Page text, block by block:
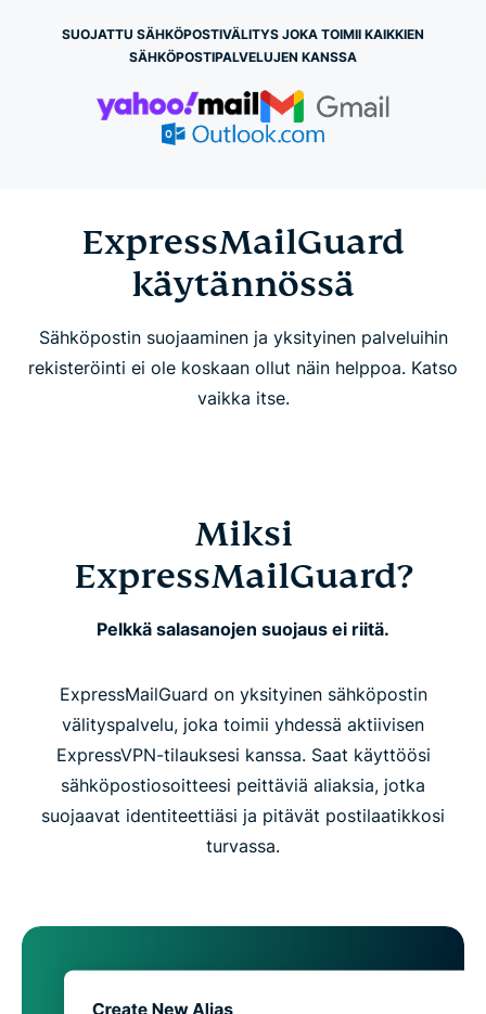
ExpressMailGuard käytännössä
Miksi ExpressMailGuard?
ExpressMailGuardin ominaisuudet
Usein kysyttyä
SUOJATTU SÄHKÖPOSTIVÄLITYS JOKA TOIMII KAIKKIEN
SÄHKÖPOSTIPALVELUJEN KANSSA
ExpressMailGuard
käytännössä
Sähköpostin suojaaminen ja yksityinen palveluihin
rekisteröinti ei ole koskaan ollut näin helppoa. Katso
vaikka itse.
Miksi
ExpressMailGuard?
Pelkkä salasanojen suojaus ei riitä.
ExpressMailGuard on yksityinen sähköpostin
välityspalvelu, joka toimii yhdessä aktiivisen
ExpressVPN-tilauksesi kanssa. Saat käyttöösi
sähköpostiosoitteesi peittäviä aliaksia, jotka
suojaavat identiteettiäsi ja pitävät postilaatikkosi
turvassa.